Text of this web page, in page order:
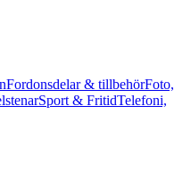
Fordonsdelar & tillbehörFoto,
Sport & FritidTelefoni,